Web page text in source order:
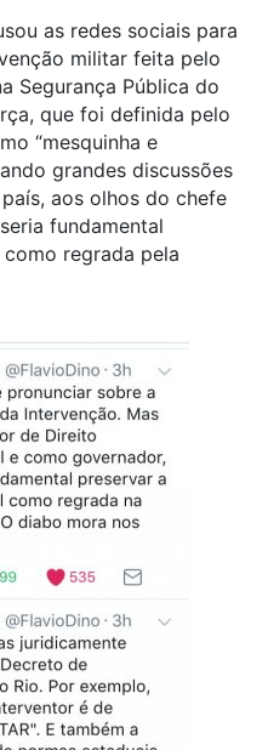
as redes sociais para
militar feita pelo
Segurança Pública do
que foi definida pelo
“mesquinha e
grandes discussões
aos olhos do chefe
fundamental
como regrada pela